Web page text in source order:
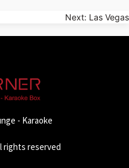
Next: Las Vegas
- Karaoke
rights reserved